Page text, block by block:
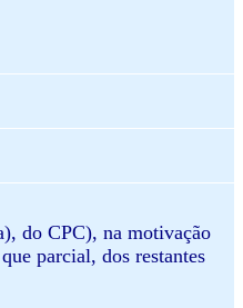
do CPC), na motivação
parcial, dos restantes